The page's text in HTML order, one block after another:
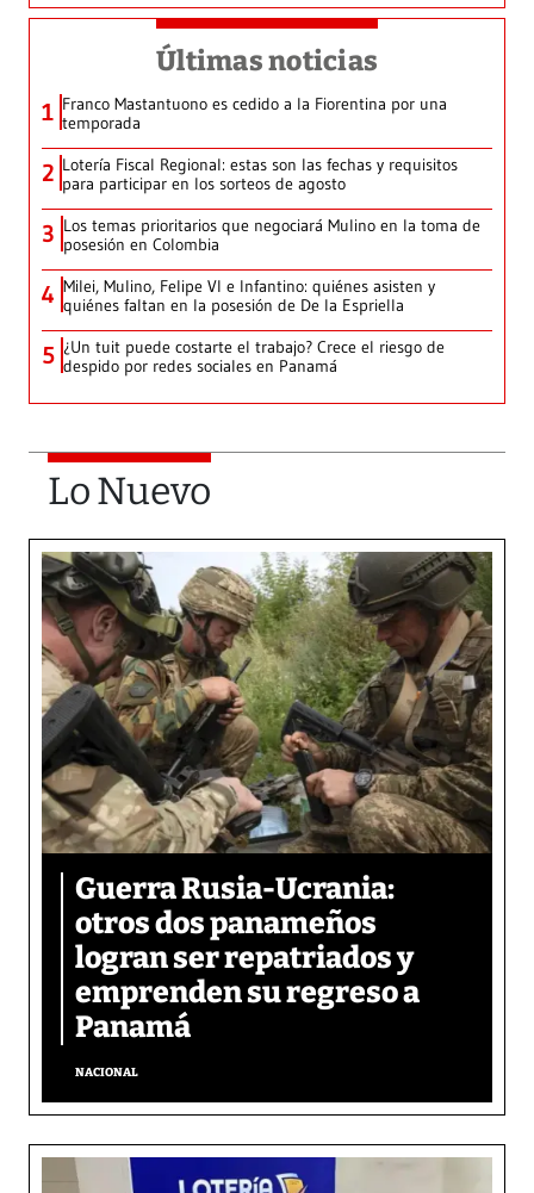
Últimas noticias
1 Franco Mastantuono es cedido a la Fiorentina por una
temporada
2 Lotería Fiscal Regional: estas son las fechas y requisitos
para participar en los sorteos de agosto
3 Los temas prioritarios que negociará Mulino en la toma de
posesión en Colombia
4 Milei, Mulino, Felipe VI e Infantino: quiénes asisten y
quiénes faltan en la posesión de De la Espriella
5 ¿Un tuit puede costarte el trabajo? Crece el riesgo de
despido por redes sociales en Panamá
Lo Nuevo
Guerra Rusia-Ucrania:
otros dos panameños
logran ser repatriados y
emprenden su regreso a
Panamá
NACIONAL